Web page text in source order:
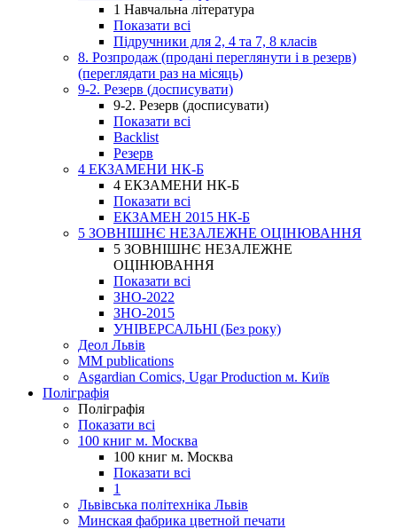
1 Навчальна література
Показати всі
Підручники для 2, 4 та 7, 8 класів
8. Розпродаж (продані переглянути і в резерв)
(переглядати раз на місяць)
9-2. Резерв (досписувати)
9-2. Резерв (досписувати)
Показати всі
Backlist
Резерв
4 ЕКЗАМЕНИ НК-Б
4 ЕКЗАМЕНИ НК-Б
Показати всі
ЕКЗАМЕН 2015 НК-Б
5 ЗОВНІШНЄ НЕЗАЛЕЖНЕ ОЦІНЮВАННЯ
5 ЗОВНІШНЄ НЕЗАЛЕЖНЕ
ОЦІНЮВАННЯ
Показати всі
ЗНО-2022
ЗНО-2015
УНІВЕРСАЛЬНІ (Без року)
Деол Львів
MM publications
Asgardian Comics, Ugar Production м. Київ
Поліграфія
Поліграфія
Показати всі
100 книг м. Москва
100 книг м. Москва
Показати всі
1
Львівська політехніка Львів
Минская фабрика цветной печати